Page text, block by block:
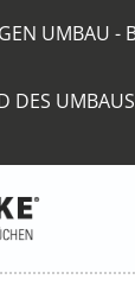
UMBAU -
DES